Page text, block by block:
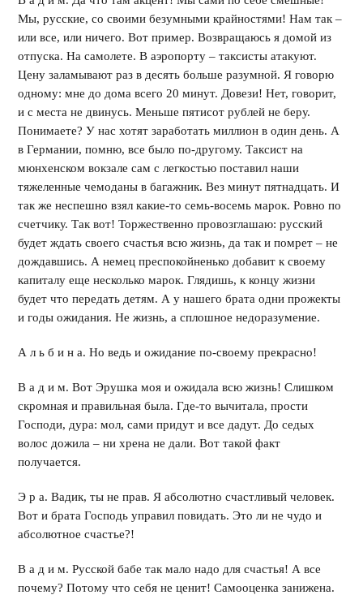
Мы, русские, со своими безумными крайностями! Нам так –
или все, или ничего. Вот пример. Возвращаюсь я домой из
отпуска. На самолете. В аэропорту – таксисты атакуют.
Цену заламывают раз в десять больше разумной. Я говорю
одному: мне до дома всего 20 минут. Довези! Нет, говорит,
и с места не двинусь. Меньше пятисот рублей не беру.
Понимаете? У нас хотят заработать миллион в один день. А
в Германии, помню, все было по-другому. Таксист на
мюнхенском вокзале сам с легкостью поставил наши
тяжеленные чемоданы в багажник. Вез минут пятнадцать. И
так же неспешно взял какие-то семь-восемь марок. Ровно по
счетчику. Так вот! Торжественно провозглашаю: русский
будет ждать своего счастья всю жизнь, да так и помрет – не
дождавшись. А немец преспокойненько добавит к своему
капиталу еще несколько марок. Глядишь, к концу жизни
будет что передать детям. А у нашего брата одни прожекты
и годы ожидания. Не жизнь, а сплошное недоразумение.
А л ь б и н а. Но ведь и ожидание по-своему прекрасно!
В а д и м. Вот Эрушка моя и ожидала всю жизнь! Слишком
скромная и правильная была. Где-то вычитала, прости
Господи, дура: мол, сами придут и все дадут. До седых
волос дожила – ни хрена не дали. Вот такой факт
получается.
Э р а. Вадик, ты не прав. Я абсолютно счастливый человек.
Вот и брата Господь управил повидать. Это ли не чудо и
абсолютное счастье?!
В а д и м. Русской бабе так мало надо для счастья! А все
почему? Потому что себя не ценит! Самооценка занижена.